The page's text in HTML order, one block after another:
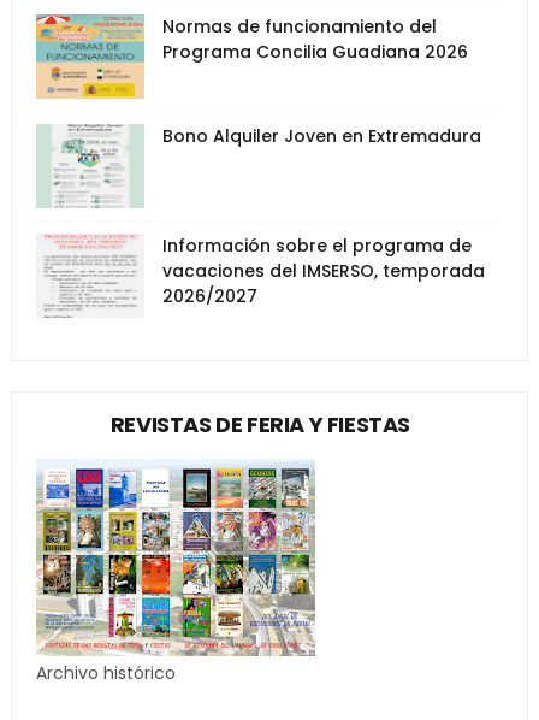
Normas de funcionamiento del
Programa Concilia Guadiana 2026
Bono Alquiler Joven en Extremadura
Información sobre el programa de
vacaciones del IMSERSO, temporada
2026/2027
REVISTAS DE FERIA Y FIESTAS
Archivo histórico